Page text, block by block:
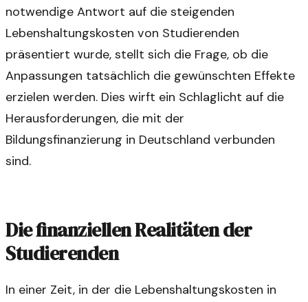
notwendige Antwort auf die steigenden
Lebenshaltungskosten von Studierenden
präsentiert wurde, stellt sich die Frage, ob die
Anpassungen tatsächlich die gewünschten Effekte
erzielen werden. Dies wirft ein Schlaglicht auf die
Herausforderungen, die mit der
Bildungsfinanzierung in Deutschland verbunden
sind.
Die finanziellen Realitäten der
Studierenden
In einer Zeit, in der die Lebenshaltungskosten in